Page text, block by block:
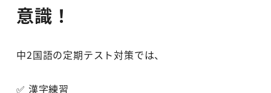
意識！
中2国語の定期テスト対策では、
✅ 漢字練習